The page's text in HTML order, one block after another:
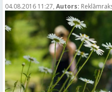
04.08.2016 11:27, Autors: